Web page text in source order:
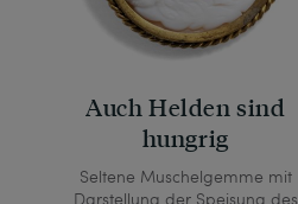
Auch Helden sind
hungrig
Seltene Muschelgemme mit
Darstellung der Speisung des